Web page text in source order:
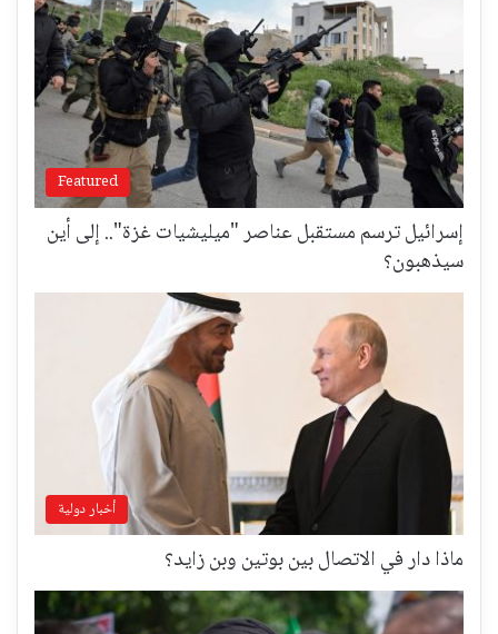
Featured
إسرائيل ترسم مستقبل عناصر "ميليشيات غزة".. إلى أين
سيذهبون؟
أخبار دولية
ماذا دار في الاتصال بين بوتين وبن زايد؟